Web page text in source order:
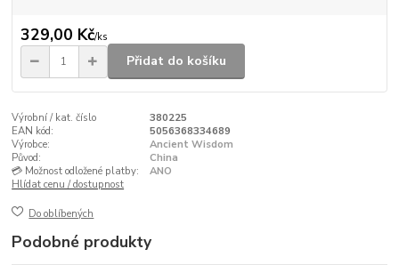
329,00 Kč/ks
Přidat do košíku
Výrobní / kat. číslo
380225
EAN kód:
5056368334689
Výrobce:
Ancient Wisdom
Původ:
China
💳 Možnost odložené platby:
ANO
Hlídat cenu / dostupnost
Do oblíbených
Podobné produkty